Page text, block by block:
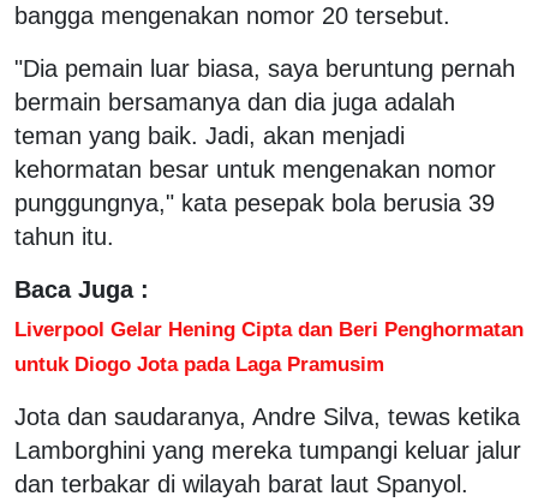
bangga mengenakan nomor 20 tersebut.
"Dia pemain luar biasa, saya beruntung pernah
bermain bersamanya dan dia juga adalah
teman yang baik. Jadi, akan menjadi
kehormatan besar untuk mengenakan nomor
punggungnya," kata pesepak bola berusia 39
tahun itu.
Baca Juga :
Liverpool Gelar Hening Cipta dan Beri Penghormatan
untuk Diogo Jota pada Laga Pramusim
Jota dan saudaranya, Andre Silva, tewas ketika
Lamborghini yang mereka tumpangi keluar jalur
dan terbakar di wilayah barat laut Spanyol.